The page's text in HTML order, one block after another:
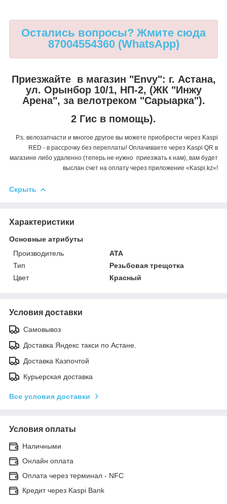
Остались вопросы? Жмите сюда
87004554360 (WhatsApp)
Приезжайте в магазин "Envy": г. Астана,
ул. Орынбор 10/1, НП-2, (ЖК "Инжу
Арена", за велотреком "Сарыарка").
2 Гис в помощь).
P.s. велозапчасти и многое другое вы можете приобрести через Kaspi
RED - в рассрочку без переплаты! Оплачиваете через Kaspi QR в
магазине либо удаленно (теперь не нужно приезжать к нам), вам будет
выслан счет на оплату через приложение «Kaspi.kz»!
Скрыть
Характеристики
Основные атрибуты
Производитель
ATA
Тип
Резьбовая трещотка
Цвет
Красный
Условия доставки
Самовывоз
Доставка Яндекс такси по Астане.
Доставка Казпочтой
Курьерская доставка
Все условия доставки
Условия оплаты
Наличными
Онлайн оплата
Оплата через терминал - NFC
Кредит через Kaspi Bank